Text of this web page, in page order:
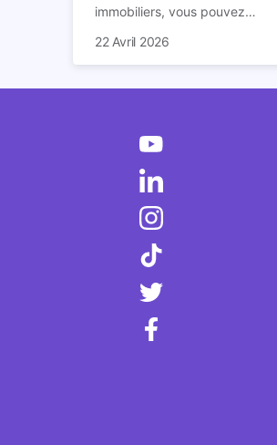
immobiliers, vous pouvez
imposition en optimisant votre
nombreuses méthodes légales
notre article.
22 Avril 2026